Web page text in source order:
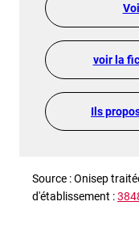
voir la
Ils
Source : Onisep
d'établissement :